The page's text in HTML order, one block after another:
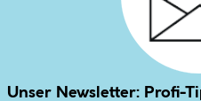
Unser Newsletter: Profi-